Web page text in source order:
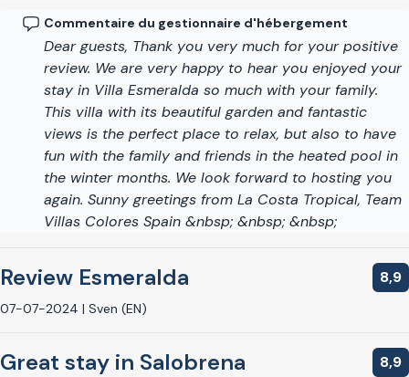
Commentaire du gestionnaire d'hébergement
Dear guests, Thank you very much for your positive
review. We are very happy to hear you enjoyed your
stay in Villa Esmeralda so much with your family.
This villa with its beautiful garden and fantastic
views is the perfect place to relax, but also to have
fun with the family and friends in the heated pool in
the winter months. We look forward to hosting you
again. Sunny greetings from La Costa Tropical, Team
Villas Colores Spain &nbsp; &nbsp; &nbsp;
Review Esmeralda
07-07-2024 | Sven (EN)
8,9
Great stay in Salobrena 8,9